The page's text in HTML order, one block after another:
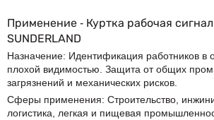
Применение ‐ Куртка рабочая
SUNDERLAND
Назначение: Идентификация работников в
плохой видимостью. Защита от общих
загрязнений и механических рисков.
Сферы применения: Строительство,
логистика, легкая и пищевая